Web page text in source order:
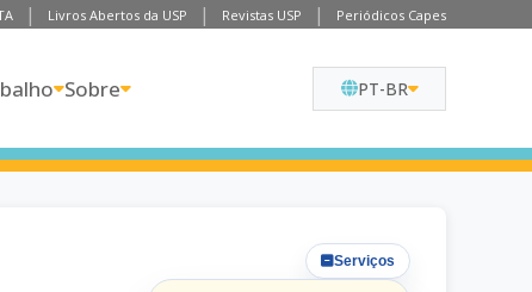
Livros Abertos da USP Revistas USP Periódicos Capes
Sobre PT-BR
Serviços